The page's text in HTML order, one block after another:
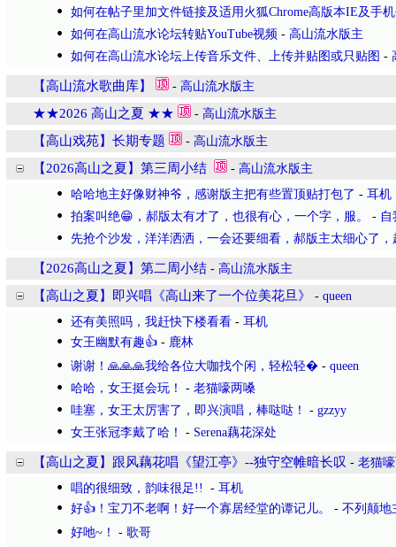
如何在帖子里加文件链接及适用火狐Chrome高版本IE及手
如何在高山流水论坛转贴YouTube视频 - 高山流水版主
如何在高山流水论坛上传音乐文件、上传并贴图或只贴图 -
【高山流水歌曲库】 - 高山流水版主
★★2026 高山之夏 ★★ - 高山流水版主
【高山戏苑】长期专题 - 高山流水版主
【2026高山之夏】第三周小结 - 高山流水版主
哈哈地主好像财神爷，感谢版主把有些置顶贴打包了 - 耳机
拍案叫绝😁，郝版太有才了，也很有心，一个字，服。
-
先抢个沙发，洋洋洒洒，一会还要细看，郝版主太细心了，
【2026高山之夏】第二周小结 - 高山流水版主
【高山之夏】即兴唱《高山来了一个位美花旦》 - queen
还有美照吗，我赶快下楼看看 - 耳机
女王幽默有趣👍 - 鹿林
谢谢！🙏🙏🙏我给各位大咖找个闲，轻松轻� - queen
哈哈，女王挺会玩！
- 老猫嚎两嗓
哇塞，女王太厉害了，即兴演唱，棒哒哒！
- gzzyy
女王张冠李戴了哈！
- Serena藕花深处
【高山之夏】跟风藕花唱《望江亭》--独守空帷暗长叹 - 老猫
唱的很细致，韵味很足!!
- 耳机
好👍！宝刀不老啊！好一个寡居经堂的谭记儿。
- 不列颠地
好吔~！
- 歌哥